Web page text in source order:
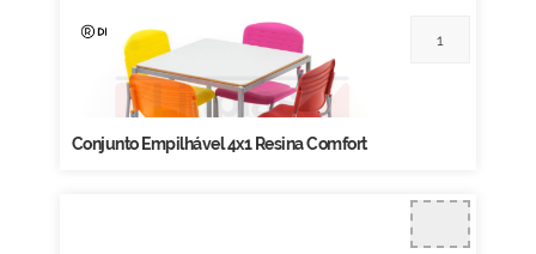
Conjunto Empilhável 4x1 Resina Comfort